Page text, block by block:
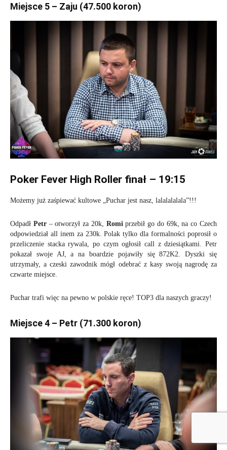
Miejsce 5 – Zaju (47.500 koron)
Poker Fever High Roller finał – 19:15
Możemy już zaśpiewać kultowe „Puchar jest nasz, lalalalalala”!!!
Odpadł Petr– otworzył za 20k, Romi przebił go do 69k, na co Czech
odpowiedział all inem za 230k. Polak tylko dla formalności poprosił o
przeliczenie stacka rywala, po czym ogłosił call z dziesiątkami. Petr
pokazał swoje AJ, a na boardzie pojawiły się 872K2. Dyszki się
utrzymały, a czeski zawodnik mógł odebrać z kasy swoją nagrodę za
czwarte miejsce.
Puchar trafi więc na pewno w polskie ręce! TOP3 dla naszych graczy!
Miejsce 4 – Petr (71.300 koron)